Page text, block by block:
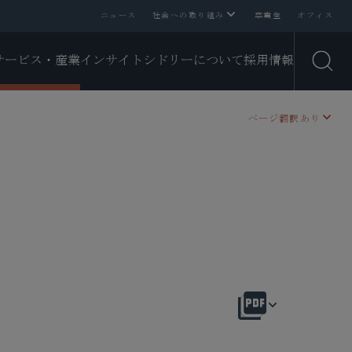
ニュース 社会への取り組み 卒業生 オフィス
ービス・産業インサイト シドリーについて 採用情報
ページ翻訳あり